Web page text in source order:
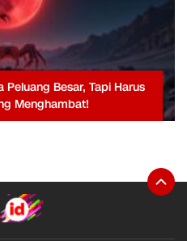
Besar, Tapi Harus
Menghambat!